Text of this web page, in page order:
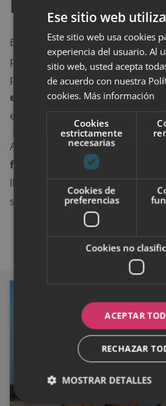
Escote en V
Es otra de las recomendaciones
para las mujeres con mucho
para las demás. Los escotes en V
esbeltez, lo que no consiguen
el cuello alto.
Asimismo, los cuellos de pico
figura
siempre. Para la noche,
llevarlos un poquito más
sean demasiado evidentes.
Ese sitio web
Este sitio web usa cookies
experiencia del usuario. Al
sitio web, usted acepta
de acuerdo con nuestra
cookies. Más información
Cookies
estrictamente
necesarias
Cookies de
preferencias
Cookies no
ACEPTAR
RECHAZAR
MOSTRAR DETALLES